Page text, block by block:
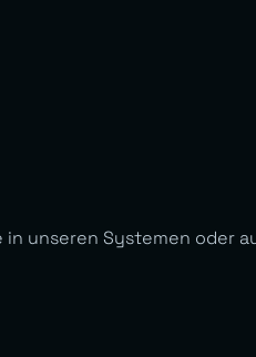
unseren Systemen oder